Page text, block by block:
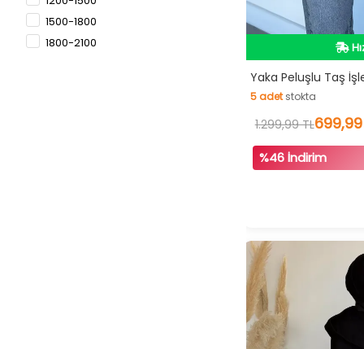
1500-1800
1800-2100
Yaka Peluşlu Taş
5adetstokta
5 adet stokta
1.299,99 TL699,99
%46 İndirim